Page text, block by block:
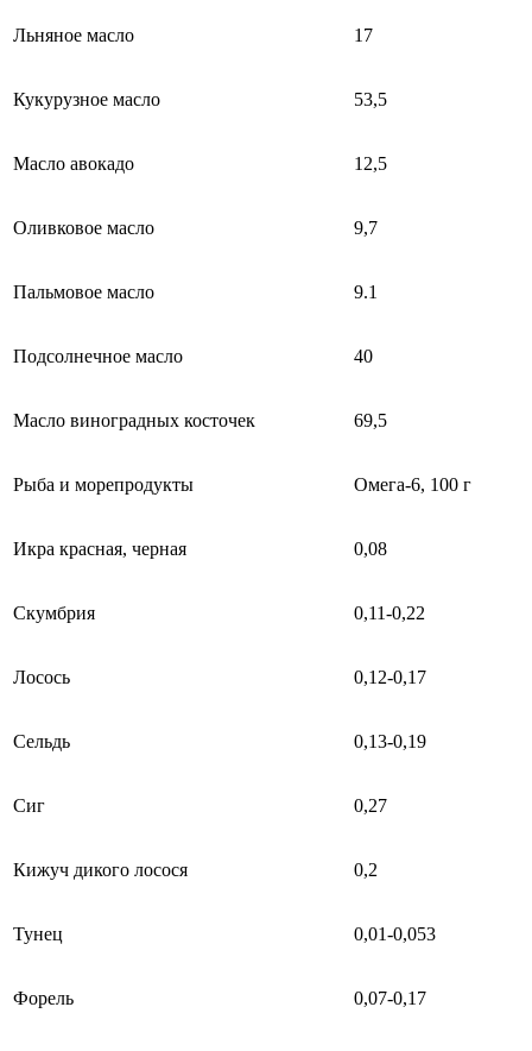
Льняное масло 17
Кукурузное масло 53,5
Масло авокадо 12,5
Оливковое масло 9,7
Пальмовое масло 9.1
Подсолнечное масло 40
Масло виноградных косточек 69,5
Рыба и морепродукты Омега-6, 100 г
Икра красная, черная 0,08
Скумбрия 0,11-0,22
Лосось 0,12-0,17
Сельдь 0,13-0,19
Сиг 0,27
Кижуч дикого лосося 0,2
Тунец 0,01-0,053
Форель 0,07-0,17